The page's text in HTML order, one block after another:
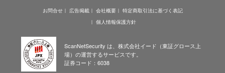
お問合せ 広告掲載 会社概要
特定商取引法に基づく表記
個人情報保護方針
ScanNetSecurity は、株式会社イード（東証グロース上
場）の運営するサービスです。
証券コード：6038